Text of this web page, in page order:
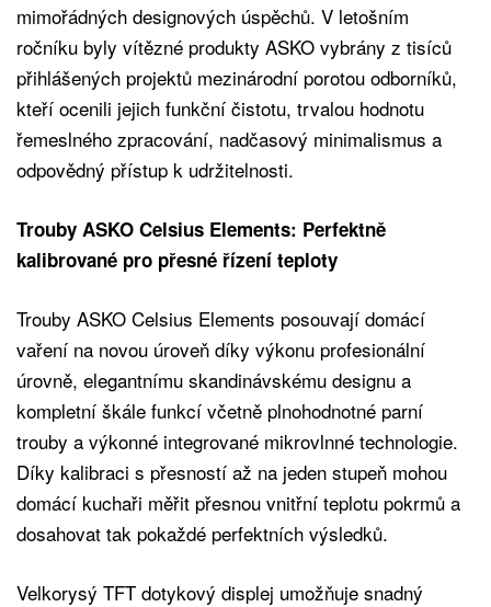
mimořádných designových úspěchů. V letošním
ročníku byly vítězné produkty ASKO vybrány z tisíců
přihlášených projektů mezinárodní porotou odborníků,
kteří ocenili jejich funkční čistotu, trvalou hodnotu
řemeslného zpracování, nadčasový minimalismus a
odpovědný přístup k udržitelnosti.
Trouby ASKO Celsius Elements: Perfektně
kalibrované pro přesné řízení teploty
Trouby ASKO Celsius Elements posouvají domácí
vaření na novou úroveň díky výkonu profesionální
úrovně, elegantnímu skandinávskému designu a
kompletní škále funkcí včetně plnohodnotné parní
trouby a výkonné integrované mikrovlnné technologie.
Díky kalibraci s přesností až na jeden stupeň mohou
domácí kuchaři měřit přesnou vnitřní teplotu pokrmů a
dosahovat tak pokaždé perfektních výsledků.
Velkorysý TFT dotykový displej umožňuje snadný